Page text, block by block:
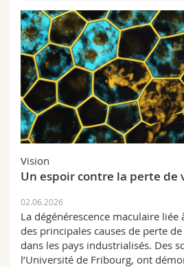
Vision
Un espoir contre la perte de
02.06.2026
La dégénérescence maculaire liée
des principales causes de perte
dans les pays industrialisés. Des
l’Université de Fribourg, ont